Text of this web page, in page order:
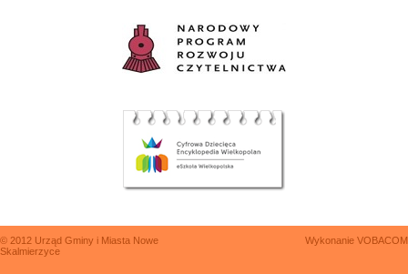
© 2012 Urząd Gminy i Miasta Nowe
Skalmierzyce
Wykonanie VOBACOM